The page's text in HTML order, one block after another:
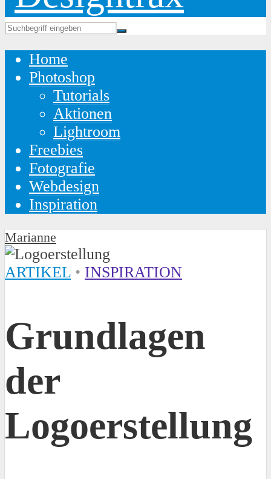
Home
Photoshop
Tutorials
Aktionen
Lightroom
Freebies
Fotografie
Webdesign
Inspiration
Marianne
ARTIKEL • INSPIRATION
Grundlagen
der
Logoerstellung